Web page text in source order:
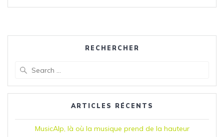
RECHERCHER
ARTICLES RÉCENTS
MusicAlp, là où la musique prend de la hauteur